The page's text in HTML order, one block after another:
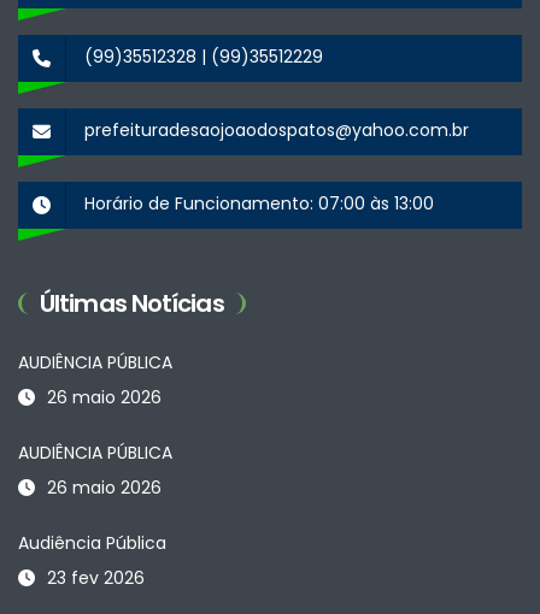
(99)35512328 | (99)35512229
prefeituradesaojoaodospatos@yahoo.com.br
Horário de Funcionamento: 07:00 às 13:00
Últimas Notícias
AUDIÊNCIA PÚBLICA
26 maio 2026
AUDIÊNCIA PÚBLICA
26 maio 2026
Audiência Pública
23 fev 2026